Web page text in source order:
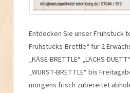
Entdecken Sie unser Frühstück
Frühstücks-Brettle“ für 2
„KÄSE-BRETTLE“ „LACHS-
„WURST-BRETTLE“ bis
morgens frisch zubereitet